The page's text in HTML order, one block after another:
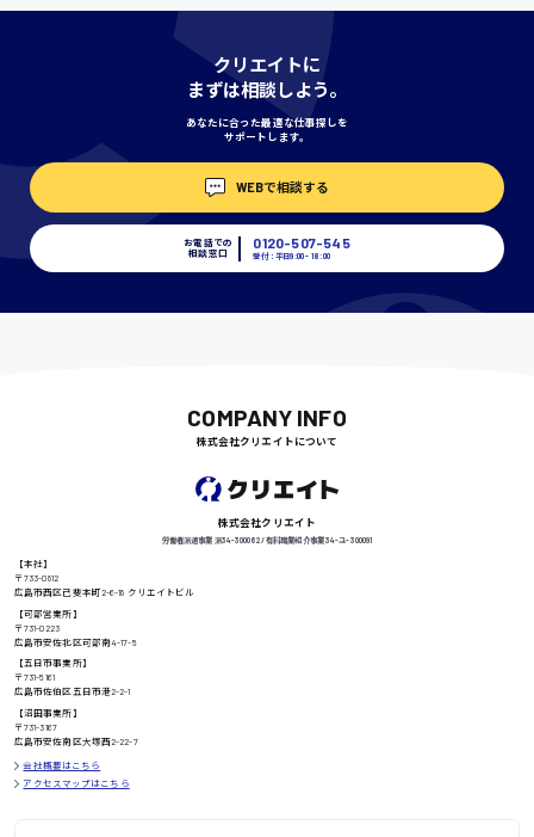
埼玉県
高知県
鳥取県
日給8000円〜
クリエイトに
まずは相談しよう。
あなたに合った最適な仕事探しを
サポートします。
WEBで相談する
お電話での
相談窓口
0120-507-545
受付：平日9:00 - 18:00
COMPANY INFO
株式会社クリエイトについて
株式会社クリエイト
労働者派遣事業 派34-300062 / 有料職業紹介事業 34-ユ-300091
【本社】
〒733-0812
広島市西区己斐本町2-6-18 クリエイトビル
【可部営業所】
〒731-0223
広島市安佐北区可部南4-17-5
【五日市事業所】
〒731-5161
広島市佐伯区五日市港2-2-1
【沼田事業所】
〒731-3167
広島市安佐南区大塚西2-22-7
会社概要はこちら
アクセスマップはこちら